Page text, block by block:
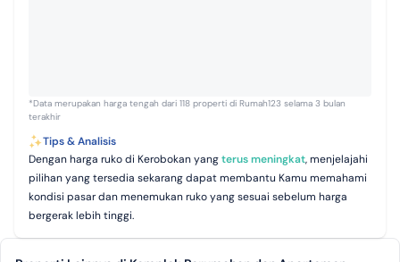
*Data merupakan harga tengah dari 118 properti di Rumah123 selama 3 bulan
terakhir
Tips & Analisis
Dengan harga ruko di Kerobokan yangterus meningkat, menjelajahi
pilihan yang tersedia sekarang dapat membantu Kamu memahami
kondisi pasar dan menemukan ruko yang sesuai sebelum harga
bergerak lebih tinggi.